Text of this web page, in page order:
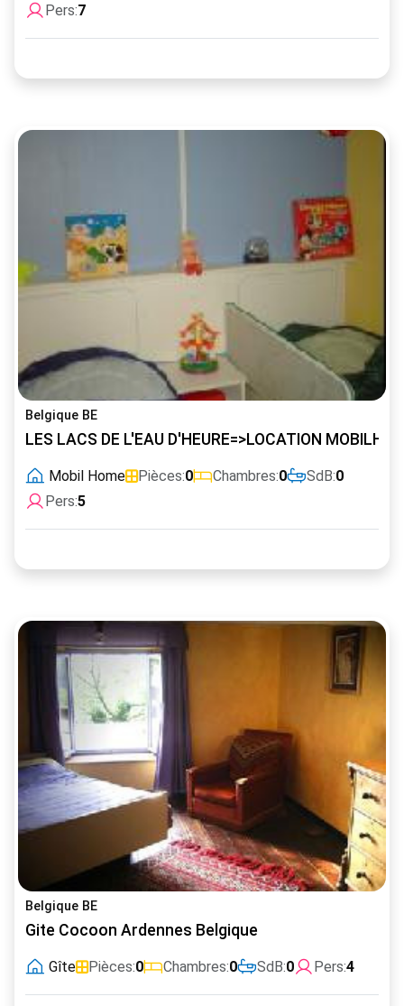
Pers:7
Belgique BE
LES LACS DE L'EAU D'HEURE=>LOCATION
Mobil Home Pièces:0 Chambres:0 SdB:0
Pers:5
Belgique BE
Gite Cocoon Ardennes Belgique
Gîte Pièces:0 Chambres:0 SdB:0 Pers:4